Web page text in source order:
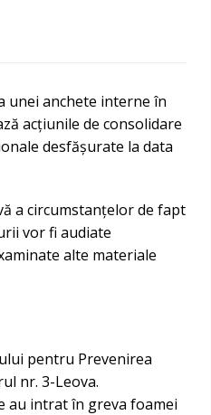
unei anchete interne în
acțiunile de consolidare
desfășurate la data
a circumstanțelor de fapt
vor fi audiate
alte materiale
pentru Prevenirea
nr. 3-Leova.
au intrat în greva foamei